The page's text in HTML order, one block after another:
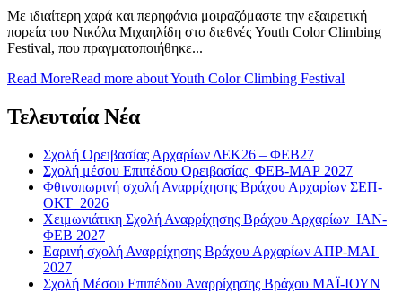
Με ιδιαίτερη χαρά και περηφάνια μοιραζόμαστε την εξαιρετική
πορεία του Νικόλα Μιχαηλίδη στο διεθνές Youth Color Climbing
Festival, που πραγματοποιήθηκε...
Read MoreRead more about Youth Color Climbing Festival
Τελευταία Νέα
Σχολή Ορειβασίας Αρχαρίων ΔΕΚ26 – ΦΕΒ27
Σχολή μέσου Επιπέδου Ορειβασίας ΦΕΒ-ΜΑΡ 2027
Φθινοπωρινή σχολή Αναρρίχησης Βράχου Αρχαρίων ΣΕΠ-
ΟΚΤ 2026
Χειμωνιάτικη Σχολή Αναρρίχησης Βράχου Αρχαρίων ΙΑΝ-
ΦΕΒ 2027
Εαρινή σχολή Αναρρίχησης Βράχου Αρχαρίων ΑΠΡ-ΜΑΙ
2027
Σχολή Μέσου Επιπέδου Αναρρίχησης Βράχου ΜΑΪ-ΙΟΥΝ